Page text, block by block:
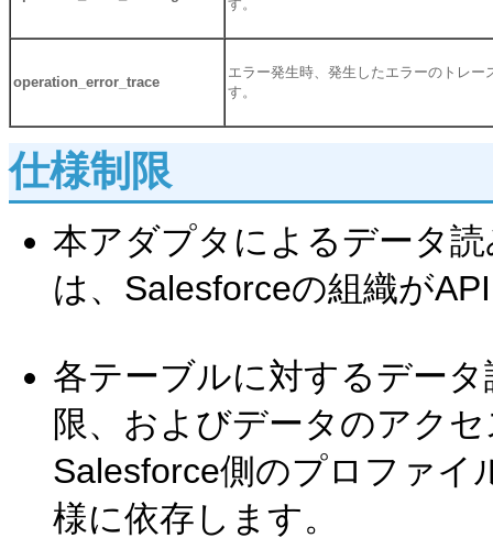
す。
operation_error_trace
エラー発生時、発生したエラーのトレー
す。
仕様制限
本アダプタによるデータ
は、Salesforceの組織が
各テーブルに対するデー
限、およびデータのアク
Salesforce側のプロファイ
様に依存します。